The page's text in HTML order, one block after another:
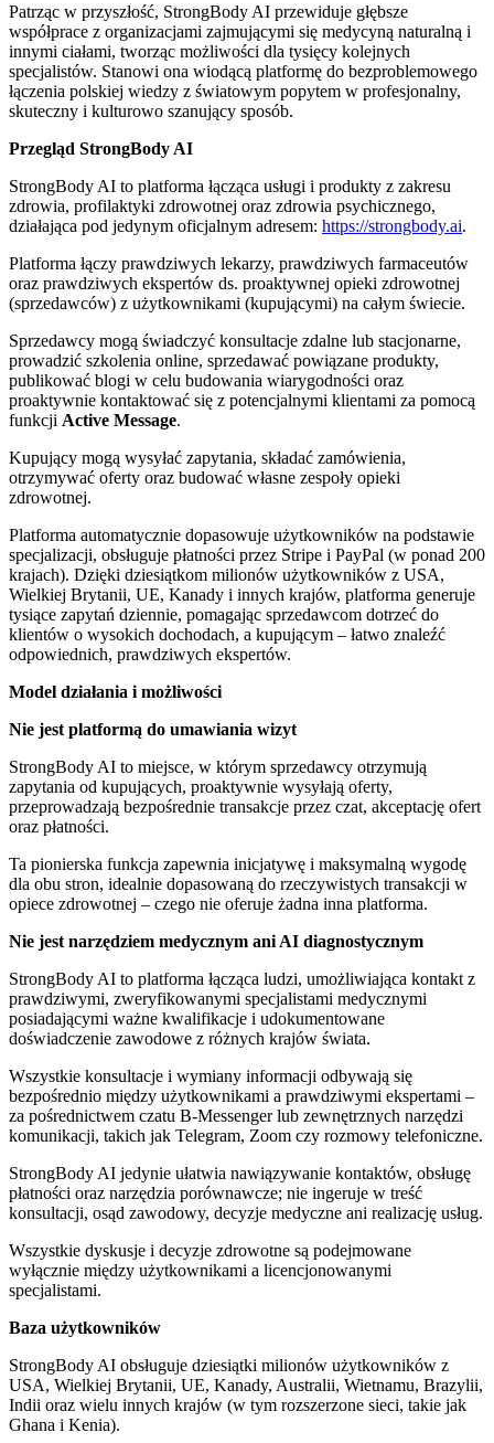
Patrząc w przyszłość, StrongBody AI przewiduje głębsze
współprace z organizacjami zajmującymi się medycyną naturalną i
innymi ciałami, tworząc możliwości dla tysięcy kolejnych
specjalistów. Stanowi ona wiodącą platformę do bezproblemowego
łączenia polskiej wiedzy z światowym popytem w profesjonalny,
skuteczny i kulturowo szanujący sposób.
Przegląd StrongBody AI
StrongBody AI to platforma łącząca usługi i produkty z zakresu
zdrowia, profilaktyki zdrowotnej oraz zdrowia psychicznego,
działająca pod jedynym oficjalnym adresem: https://strongbody.ai.
Platforma łączy prawdziwych lekarzy, prawdziwych farmaceutów
oraz prawdziwych ekspertów ds. proaktywnej opieki zdrowotnej
(sprzedawców) z użytkownikami (kupującymi) na całym świecie.
Sprzedawcy mogą świadczyć konsultacje zdalne lub stacjonarne,
prowadzić szkolenia online, sprzedawać powiązane produkty,
publikować blogi w celu budowania wiarygodności oraz
proaktywnie kontaktować się z potencjalnymi klientami za pomocą
funkcji Active Message.
Kupujący mogą wysyłać zapytania, składać zamówienia,
otrzymywać oferty oraz budować własne zespoły opieki
zdrowotnej.
Platforma automatycznie dopasowuje użytkowników na podstawie
specjalizacji, obsługuje płatności przez Stripe i PayPal (w ponad 200
krajach). Dzięki dziesiątkom milionów użytkowników z USA,
Wielkiej Brytanii, UE, Kanady i innych krajów, platforma generuje
tysiące zapytań dziennie, pomagając sprzedawcom dotrzeć do
klientów o wysokich dochodach, a kupującym – łatwo znaleźć
odpowiednich, prawdziwych ekspertów.
Model działania i możliwości
Nie jest platformą do umawiania wizyt
StrongBody AI to miejsce, w którym sprzedawcy otrzymują
zapytania od kupujących, proaktywnie wysyłają oferty,
przeprowadzają bezpośrednie transakcje przez czat, akceptację ofert
oraz płatności.
Ta pionierska funkcja zapewnia inicjatywę i maksymalną wygodę
dla obu stron, idealnie dopasowaną do rzeczywistych transakcji w
opiece zdrowotnej – czego nie oferuje żadna inna platforma.
Nie jest narzędziem medycznym ani AI diagnostycznym
StrongBody AI to platforma łącząca ludzi, umożliwiająca kontakt z
prawdziwymi, zweryfikowanymi specjalistami medycznymi
posiadającymi ważne kwalifikacje i udokumentowane
doświadczenie zawodowe z różnych krajów świata.
Wszystkie konsultacje i wymiany informacji odbywają się
bezpośrednio między użytkownikami a prawdziwymi ekspertami –
za pośrednictwem czatu B-Messenger lub zewnętrznych narzędzi
komunikacji, takich jak Telegram, Zoom czy rozmowy telefoniczne.
StrongBody AI jedynie ułatwia nawiązywanie kontaktów, obsługę
płatności oraz narzędzia porównawcze; nie ingeruje w treść
konsultacji, osąd zawodowy, decyzje medyczne ani realizację usług.
Wszystkie dyskusje i decyzje zdrowotne są podejmowane
wyłącznie między użytkownikami a licencjonowanymi
specjalistami.
Baza użytkowników
StrongBody AI obsługuje dziesiątki milionów użytkowników z
USA, Wielkiej Brytanii, UE, Kanady, Australii, Wietnamu, Brazylii,
Indii oraz wielu innych krajów (w tym rozszerzone sieci, takie jak
Ghana i Kenia).